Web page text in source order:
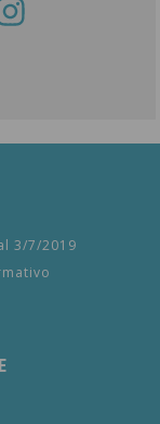
3/7/2019